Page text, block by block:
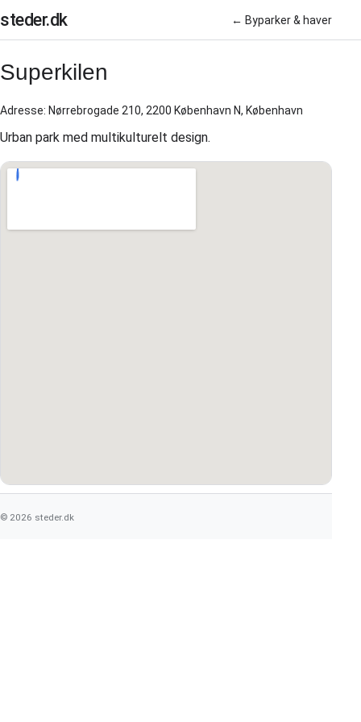
steder.dk ← Byparker & haver
Superkilen
Adresse: Nørrebrogade 210, 2200 København N, København
Urban park med multikulturelt design.
© 2026 steder.dk